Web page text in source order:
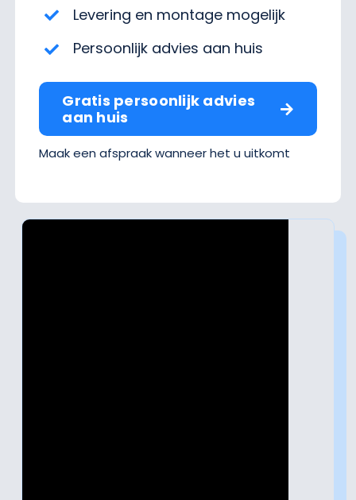
Levering en montage mogelijk
Persoonlijk advies aan huis
Gratis persoonlijk advies
aan huis
Maak een afspraak wanneer het u uitkomt